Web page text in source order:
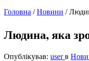
Головна /Новини /
Людина, яка
Опублікував: userв